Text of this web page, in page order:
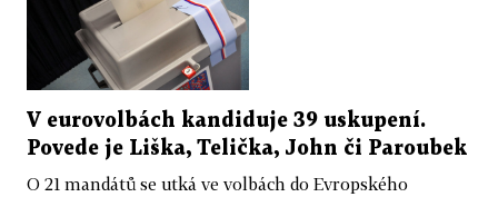
V eurovolbách kandiduje 39 uskupení.
Povede je Liška, Telička, John či Paroubek
O 21 mandátů se utká ve volbách do Evropského